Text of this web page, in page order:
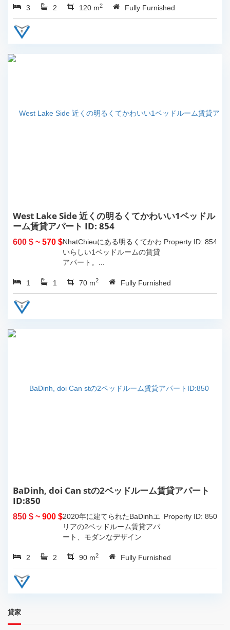
3 2 120 m2 Fully Furnished
West Lake Side 近くの明るくてかわいい1ベッドル
ーム賃貸アパート ID: 854
600 $ ~ 570 $ Property ID: 854
NhatChieuにある明るくてかわ
いらしい1ベッドルームの賃貸
アパート。...
1 1 70 m2 Fully Furnished
BaDinh, doi Can stの2ベッドルーム賃貸アパート
ID:850
850 $ ~ 900 $ Property ID: 850
2020年に建てられたBaDinhエ
リアの2ベッドルーム賃貸アパ
ート、モダンなデザイン
2 2 90 m2 Fully Furnished
貸家